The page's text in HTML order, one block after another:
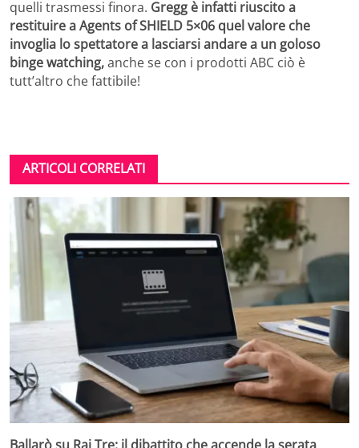
quelli trasmessi finora. Gregg è infatti riuscito a
restituire a Agents of SHIELD 5×06 quel valore che
invoglia lo spettatore a lasciarsi andare a un goloso
binge watching,anche se con i prodotti ABC ciò è
tutt’altro che fattibile!
ARTICOLI CORRELATI